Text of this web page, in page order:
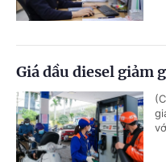
Giá dầu diesel giảm